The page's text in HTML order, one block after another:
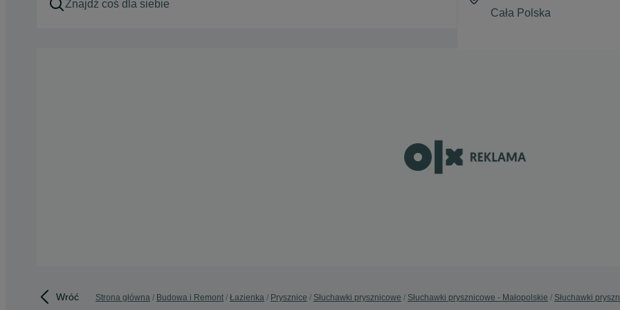
Wróć Strona główna Budowa i Remont Łazienka Prysznice Słuchawki prysznicowe Słuchawki prysznicowe - Małopolskie Słuchawki